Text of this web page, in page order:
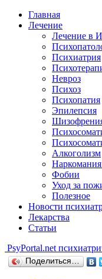
Главная
Лечение
Лечение в
Психиатрия
Невроз
Психоз
Психопатия
Эпилепсия
Алкоголизм
Фобии
Уход за
Полезное
Новости
Лекарства
Статьи
PsyPortal.net
Поделиться…